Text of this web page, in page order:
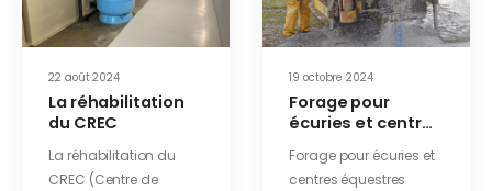
22 août 2024
La réhabilitation
du CREC​
La réhabilitation du
CREC (Centre de
19 octobre 2024
Forage pour
écuries et centres
équestres Dinan
Forage pour écuries et
centres équestres